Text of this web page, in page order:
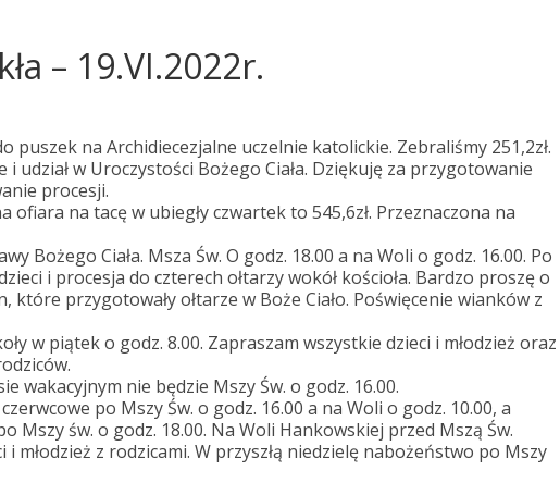
– 19.VI.2022r.
puszek na Archidiecezjalne uczelnie katolickie. Zebraliśmy 251,2zł.
i udział w Uroczystości Bożego Ciała. Dziękuję za przygotowanie
procesji.
ofiara na tacę w ubiegły czwartek to 545,6zł. Przeznaczona na
Bożego Ciała. Msza Św. O godz. 18.00 a na Woli o godz. 16.00. Po
i procesja do czterech ołtarzy wokół kościoła. Bardzo proszę o
które przygotowały ołtarze w Boże Ciało. Poświęcenie wianków z
w piątek o godz. 8.00. Zapraszam wszystkie dzieci i młodzież oraz
wakacyjnym nie będzie Mszy Św. o godz. 16.00.
po Mszy Św. o godz. 16.00 a na Woli o godz. 10.00, a
Mszy św. o godz. 18.00. Na Woli Hankowskiej przed Mszą Św.
i młodzież z rodzicami. W przyszłą niedzielę nabożeństwo po Mszy